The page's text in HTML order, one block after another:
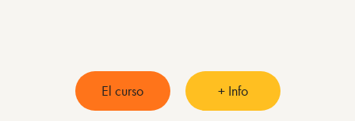
El curso + Info